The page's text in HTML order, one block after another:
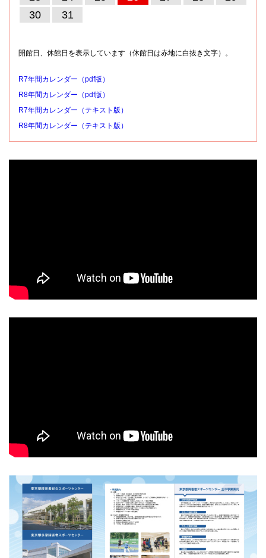
30
31
開館日、休館日を表示しています（休館日は赤地に白抜き文字）。
R7年間カレンダー（pdf版）
R8年間カレンダー（pdf版）
R7年間カレンダー（テキスト版）
R8年間カレンダー（テキスト版）